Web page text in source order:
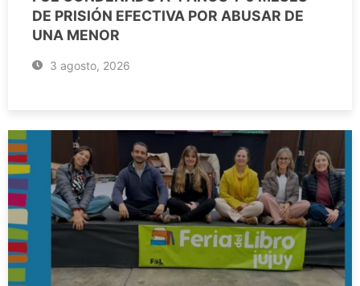
DE PRISIÓN EFECTIVA POR ABUSAR DE
UNA MENOR
3 agosto, 2026